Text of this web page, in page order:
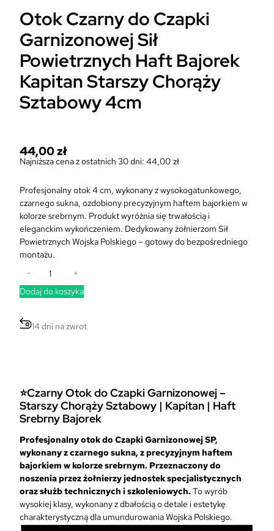
Otok Czarny do Czapki
Garnizonowej Sił
Powietrznych Haft Bajorek
Kapitan Starszy Chorąży
Sztabowy 4cm
44,00zł
Najniższa cena z ostatnich 30 dni: 44,00 zł
Profesjonalny otok 4 cm, wykonany z wysokogatunkowego,
czarnego sukna, ozdobiony precyzyjnym haftem bajorkiem w
kolorze srebrnym. Produkt wyróżnia się trwałością i
eleganckim wykończeniem. Dedykowany żołnierzom Sił
Powietrznych Wojska Polskiego – gotowy do bezpośredniego
montażu.
o
ć
O
z
a
r
n
d
z
p
− +
Dodaj do koszyka
14 dni na zwrot
⭐Czarny Otok do Czapki Garnizonowej –
Starszy Chorąży Sztabowy | Kapitan | Haft
Srebrny Bajorek
Profesjonalny otok do Czapki Garnizonowej SP,
wykonany z czarnego sukna, z precyzyjnym haftem
bajorkiem w kolorze srebrnym. Przeznaczony do
noszenia przez żołnierzy jednostek specjalistycznych
oraz służb technicznych i szkoleniowych. To wyrób
wysokiej klasy, wykonany z dbałością o detale i estetykę
charakterystyczną dla umundurowania Wojska Polskiego.